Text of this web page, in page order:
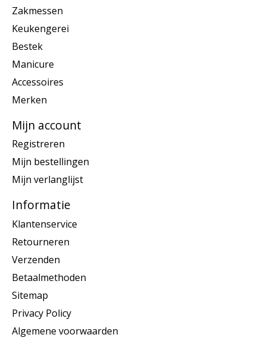
Zakmessen
Keukengerei
Bestek
Manicure
Accessoires
Merken
Mijn account
Registreren
Mijn bestellingen
Mijn verlanglijst
Informatie
Klantenservice
Retourneren
Verzenden
Betaalmethoden
Sitemap
Privacy Policy
Algemene voorwaarden